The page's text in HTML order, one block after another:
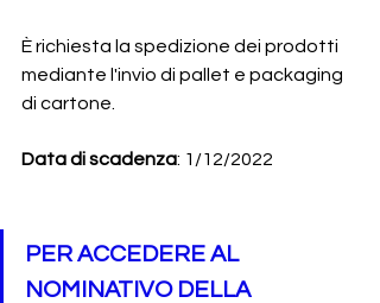
È richiesta la spedizione dei prodotti
mediante l'invio di pallet e packaging
di cartone.
Data di scadenza: 1/12/2022
PER ACCEDERE AL
NOMINATIVO DELLA